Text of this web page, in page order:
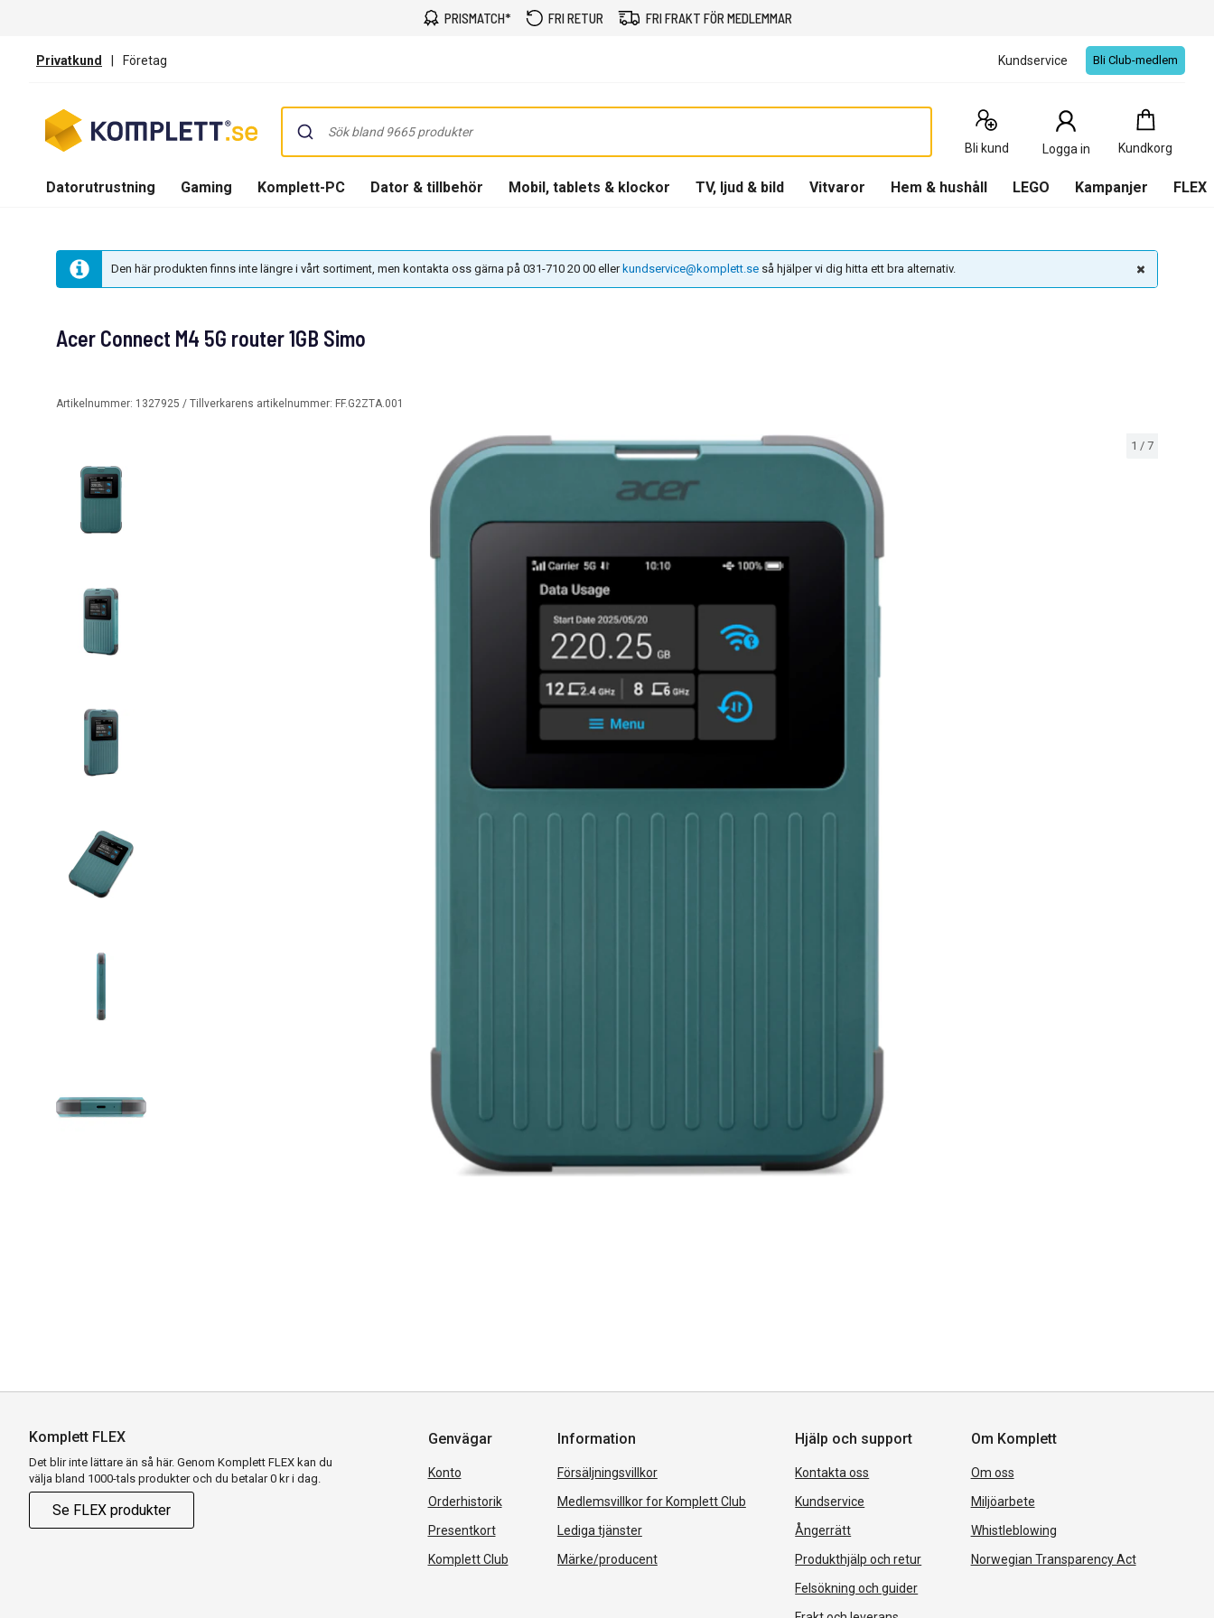
PRISMATCH* FRI RETUR FRI FRAKT FÖR MEDLEMMAR
Privatkund | Företag Kundservice Bli Club-medlem
Bli kund Logga in Kundkorg
Kundkorg
0
Produkter
Datorutrustning Gaming Komplett-PC Dator & tillbehör Mobil, tablets & klockor TV, ljud & bild Vitvaror Hem & hushåll LEGO Kampanjer FLEX
Den här produkten finns inte längre i vårt sortiment, men kontakta oss gärna på 031-710 20 00 eller kundservice@komplett.se så hjälper vi dig hitta ett bra alternativ.
1 / 7
Acer Connect M4 5G router 1GB Simo
Artikelnummer: 1327925 / Tillverkarens artikelnummer: FF.G2ZTA.001
Komplett FLEX
Det blir inte lättare än så här. Genom Komplett FLEX kan du
välja bland 1000-tals produkter och du betalar 0 kr i dag.
Se FLEX produkter
Genvägar
Konto
Orderhistorik
Presentkort
Komplett Club
Information
Försäljningsvillkor
Medlemsvillkor for Komplett Club
Lediga tjänster
Märke/producent
Hjälp och support
Kontakta oss
Kundservice
Ångerrätt
Produkthjälp och retur
Felsökning och guider
Om Komplett
Om oss
Miljöarbete
Whistleblowing
Norwegian Transparency Act